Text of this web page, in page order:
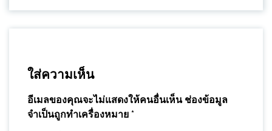
ใส่ความเห็น
อีเมลของคุณจะไม่แสดงให้คนอื่นเห็น ช่องข้อมูล
จำเป็นถูกทำเครื่องหมาย *